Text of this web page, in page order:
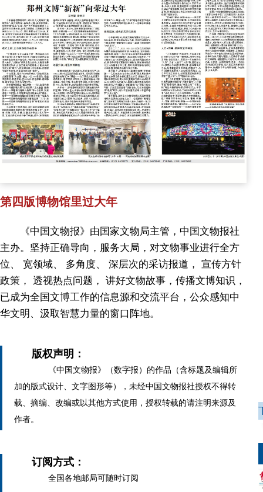
第四版博物馆里过大年
《中国文物报》由国家文物局主管，中国文物报社
主办。坚持正确导向，服务大局，对文物事业进行全方
位、 宽领域、 多角度、 深层次的采访报道， 宣传方针
政策， 透视热点问题， 讲好文物故事，传播文博知识，
已成为全国文博工作的信息源和交流平台，公众感知中
华文明、汲取智慧力量的窗口阵地。
版权声明：
《中国文物报》（数字报）的作品（含标题及编辑所
加的版式设计、文字图形等），未经中国文物报社授权不得转
载、摘编、改编或以其他方式使用，授权转载的请注明来源及
作者。
订阅方式：
全国各地邮局可随时订阅